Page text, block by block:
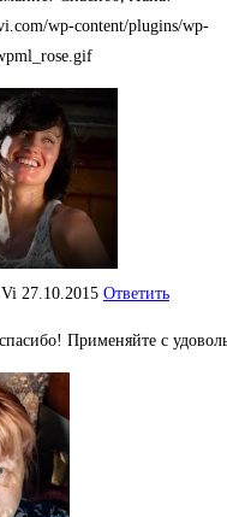
27.10.2015 Ответить
Применяйте с